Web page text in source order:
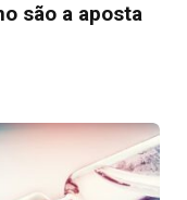
são a aposta